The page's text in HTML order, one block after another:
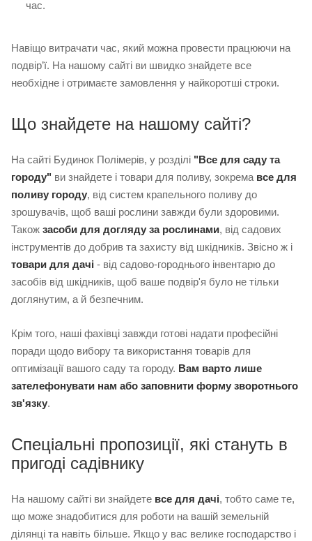
час.
Навіщо витрачати час, який можна провести працюючи на
подвір’ї. На нашому сайті ви швидко знайдете все
необхідне і отримаєте замовлення у найкоротші строки.
Що знайдете на нашому сайті?
На сайті Будинок Полімерів, у розділі "Все для саду та
городу" ви знайдете і товари для поливу, зокрема все для
поливу городу, від систем крапельного поливу до
зрошувачів, щоб ваші рослини завжди були здоровими.
Також засоби для догляду за рослинами, від садових
інструментів до добрив та захисту від шкідників. Звісно ж і
товари для дачі - від садово-городнього інвентарю до
засобів від шкідників, щоб ваше подвір'я було не тільки
доглянутим, а й безпечним.
Крім того, наші фахівці завжди готові надати професійні
поради щодо вибору та використання товарів для
оптимізації вашого саду та городу. Вам варто лише
зателефонувати нам або заповнити форму зворотнього
зв'язку.
Спеціальні пропозиції, які стануть в
пригоді садівнику
На нашому сайті ви знайдете все для дачі, тобто саме те,
що може знадобитися для роботи на вашій земельній
ділянці та навіть більше. Якщо у вас велике господарство і